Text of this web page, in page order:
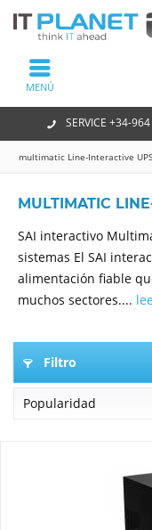
SERVICE +34-
MENÚ
multimatic Line-Interactive UPS
MULTIMATIC
SAI interactivo
sistemas El SAI
alimentación fiable
muchos sectores....
Filtro